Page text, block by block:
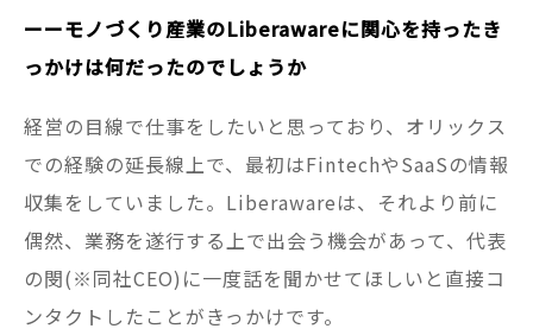
ーーモノづくり産業のLiberawareに関心を持ったき
っかけは何だったのでしょうか
経営の目線で仕事をしたいと思っており、オリックス
での経験の延長線上で、最初はFintechやSaaSの情報
収集をしていました。Liberawareは、それより前に
偶然、業務を遂行する上で出会う機会があって、代表
の閔(※同社CEO)に一度話を聞かせてほしいと直接コ
ンタクトしたことがきっかけです。